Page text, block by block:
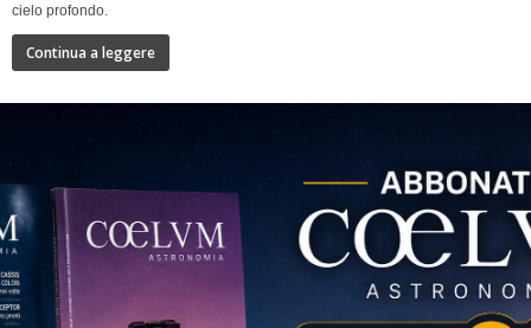
cielo profondo.
Continua a leggere